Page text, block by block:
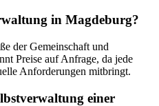
in Magdeburg?
der Gemeinschaft und
Preise auf Anfrage, da jede
Anforderungen mitbringt.
einer